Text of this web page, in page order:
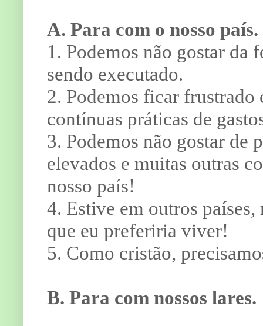
A. Para com o nosso país.
1. Podemos não gostar da
sendo executado.
2. Podemos ficar
contínuas práticas de
3. Podemos não gostar de
elevados e muitas outras
nosso país!
4. Estive em outros
que eu preferiria viver!
5. Como cristão,
B. Para com nossos lares.